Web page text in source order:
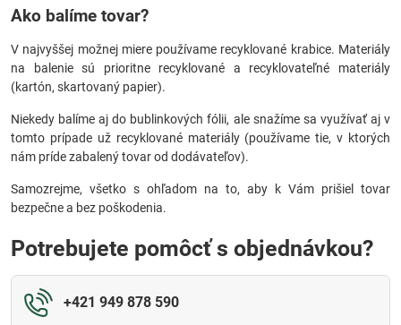
Ako balíme tovar?
V najvyššej možnej miere používame recyklované krabice. Materiály
na balenie sú prioritne recyklované a recyklovateľné materiály
(kartón, skartovaný papier).
Niekedy balíme aj do bublinkových fólii, ale snažíme sa využívať aj v
tomto prípade už recyklované materiály (používame tie, v ktorých
nám príde zabalený tovar od dodávateľov).
Samozrejme, všetko s ohľadom na to, aby k Vám prišiel tovar
bezpečne a bez poškodenia.
Potrebujete pomôcť s objednávkou?
+421 949 878 590